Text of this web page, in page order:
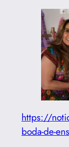
https://
boda-de-